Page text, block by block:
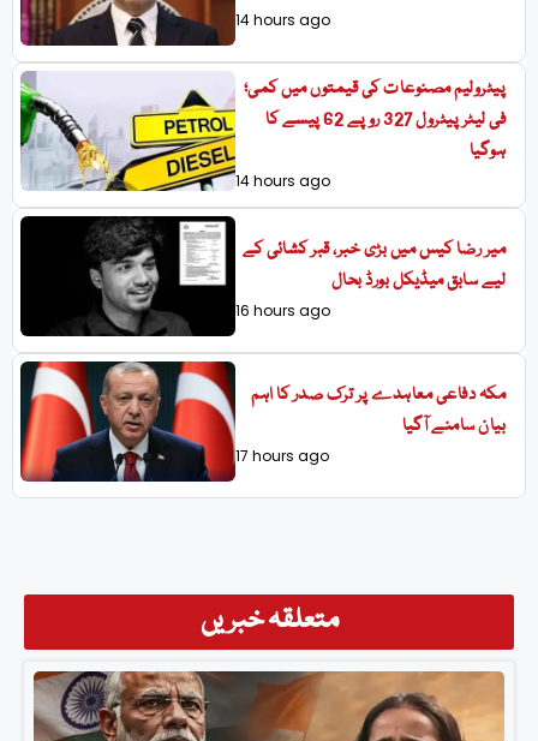
14 hours ago
پیٹرولیم مصنوعات کی قیمتوں میں کمی؛
فی لیٹر پیٹرول 327 روپے 62 پیسے کا
ہوگیا
14 hours ago
میر رضا کیس میں بڑی خبر، قبر کشائی کے
لیے سابق میڈیکل بورڈ بحال
16 hours ago
مکہ دفاعی معاہدے پر ترک صدر کا اہم
بیان سامنے آگیا
17 hours ago
متعلقہ خبریں